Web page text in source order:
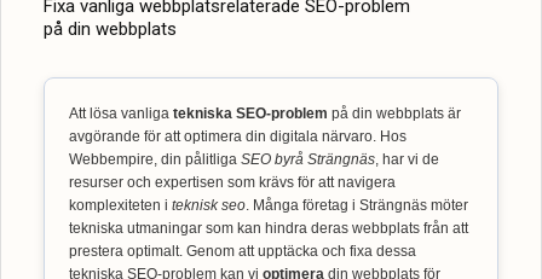
Fixa vanliga webbplatsrelaterade SEO-problem
på din webbplats
Att lösa vanliga tekniska SEO-problem på din webbplats är
avgörande för att optimera din digitala närvaro. Hos
Webbempire, din pålitliga SEO byrå Strängnäs, har vi de
resurser och expertisen som krävs för att navigera
komplexiteten i teknisk seo. Många företag i Strängnäs möter
tekniska utmaningar som kan hindra deras webbplats från att
prestera optimalt. Genom att upptäcka och fixa dessa
tekniska SEO-problem kan vi optimera din webbplats för